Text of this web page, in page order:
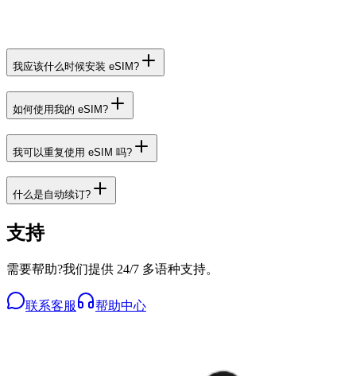
我应该什么时候安装 eSIM?
如何使用我的 eSIM?
我可以重复使用 eSIM 吗?
什么是自动续订?
支持
需要帮助?我们提供 24/7 多语种支持。
联系客服 帮助中心